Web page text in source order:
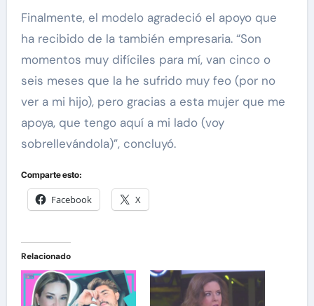
Finalmente, el modelo agradeció el apoyo que
ha recibido de la también empresaria. “Son
momentos muy difíciles para mí, van cinco o
seis meses que la he sufrido muy feo (por no
ver a mi hijo), pero gracias a esta mujer que me
apoya, que tengo aquí a mi lado (voy
sobrellevándola)”, concluyó.
Comparte esto:
Facebook X
Relacionado